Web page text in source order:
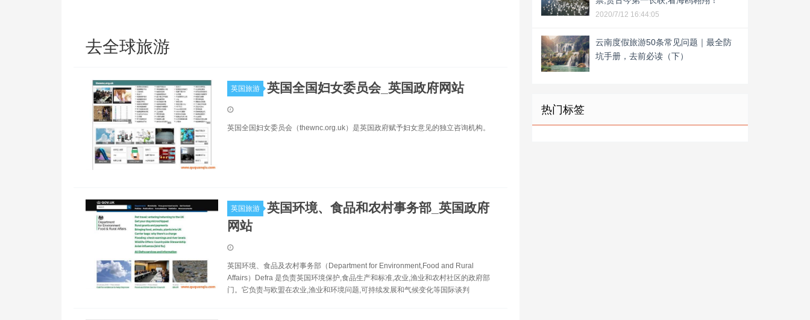
去全球旅游
英国旅游 英国全国妇女委员会_英国政府网站
英国全国妇女委员会（thewnc.org.uk）是英国政府赋予妇女意见的独立咨询机构。
英国旅游
英国环境、食品和农村事务部_英国政府
网站
英国环境、食品及农村事务部（Department for Environment,Food and Rural
Affairs）Defra 是负责英国环境保护,食品生产和标准,农业,渔业和农村社区的政府部
门。它负责与欧盟在农业,渔业和环境问题,可持续发展和气候变化等国际谈判
2020/7/12 16:44:05
云南度假旅游50条常见问题｜最全防
坑手册，去前必读（下）
热门标签